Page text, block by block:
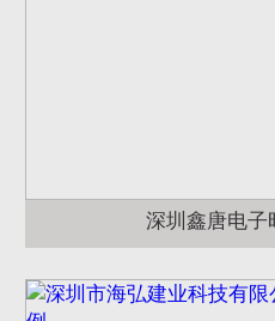
深圳鑫唐电子